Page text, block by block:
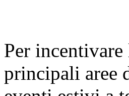
Per
principali aree